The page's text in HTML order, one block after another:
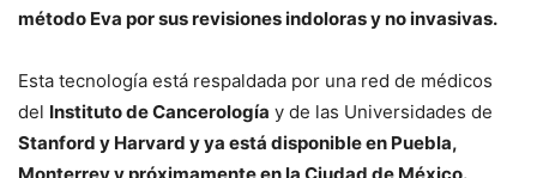
método Eva por sus revisiones indoloras y no invasivas.
Esta tecnología está respaldada por una red de médicos
del Instituto de Cancerología y de las Universidades de
Stanford y Harvard y ya está disponible en Puebla,
Monterrey y próximamente en la Ciudad de México.